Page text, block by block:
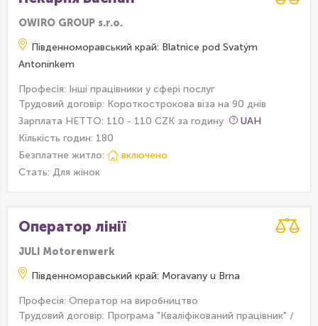
OWIRO GROUP s.r.o.
Південноморавський край: Blatnice pod Svatým
Antonínkem
Професія: Інші працівники у сфері послуг
Трудовий договір: Короткострокова віза на 90 днів
Зарплата НЕТТО: 110 - 110 CZK за годину
UAH
Кількість годин: 180
Безплатне житло:
включено
Стать: Для жінок
Оператор лінії
JULI Motorenwerk
Південноморавський край: Moravany u Brna
Професія: Оператор на виробництво
Трудовий договір: Програма "Кваліфікований працівник" /